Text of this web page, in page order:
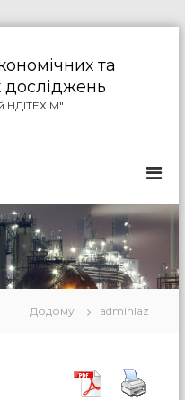
та
досліджень
НДІТЕХІМ"
Додому adminlaz